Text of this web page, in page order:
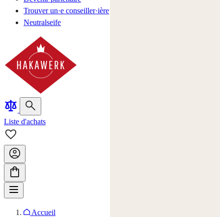
Trouver un·e conseiller·ière
Neutralseife
Liste d'achats
Accueil